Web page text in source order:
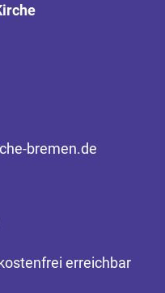
bremen.de
erreichbar